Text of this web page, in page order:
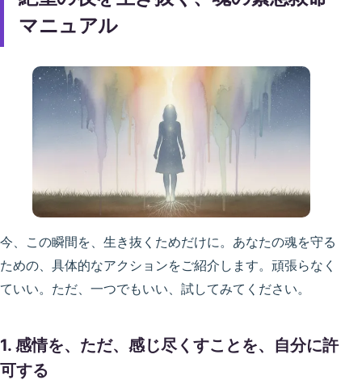
マニュアル
今、この瞬間を、生き抜くためだけに。あなたの魂を守る
ための、具体的なアクションをご紹介します。頑張らなく
ていい。ただ、一つでもいい、試してみてください。
1. 感情を、ただ、感じ尽くすことを、自分に許
可する